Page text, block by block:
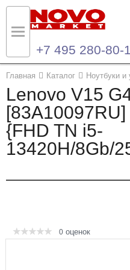
+7 495 280-80-
Главная Каталог Ноутбуки и
Lenovo V15
{FHD TN i5-
13420H/8Gb/
0 оценок
Назад
Каталог продукции
Ноутбуки и ультрабуки
Компьютеры
Опции и комплектующие
Назад
Контакты
Контактная информация